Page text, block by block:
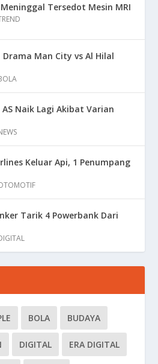
Tersedot Mesin MRI
Man City vs Al Hilal
AS Naik Lagi Akibat Varian
Keluar Api, 1 Penumpang
Tarik 4 Powerbank Dari
BOLA BUDAYA
DIGITAL ERA DIGITAL